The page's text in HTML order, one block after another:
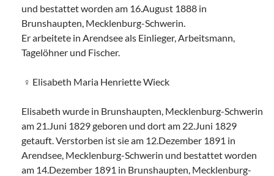
und bestattet worden am 16.August 1888 in
Brunshaupten, Mecklenburg-Schwerin.
Er arbeitete in Arendsee als Einlieger, Arbeitsmann,
Tagelöhner und Fischer.
Elisabeth Maria Henriette Wieck
Elisabeth wurde in Brunshaupten, Mecklenburg-Schwerin
am 21.Juni 1829 geboren und dort am 22.Juni 1829
getauft. Verstorben ist sie am 12.Dezember 1891 in
Arendsee, Mecklenburg-Schwerin und bestattet worden
am 14.Dezember 1891 in Brunshaupten, Mecklenburg-